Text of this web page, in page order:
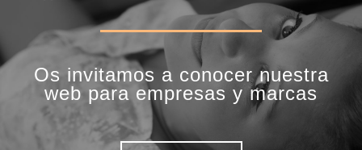
Os invitamos a conocer nuestra
web para empresas y marcas